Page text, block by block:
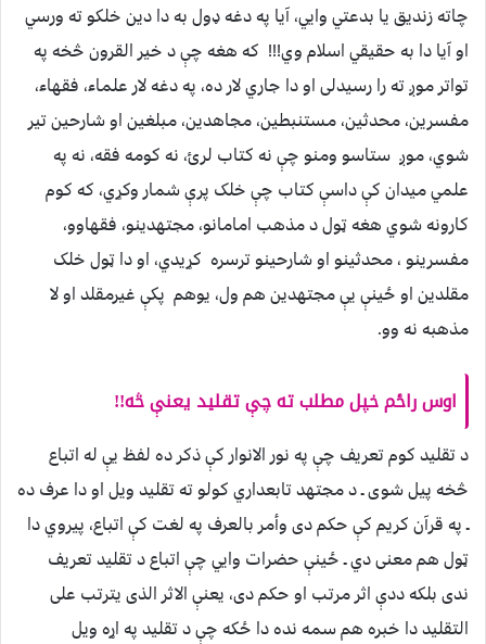
چاته زندیق یا بدعتي وایي، آیا په دغه ډول به دا دین خلکو ته ورسي
او آیا دا به حقیقي اسلام وي!!! که هغه چې د خیر القرون څخه په
تواتر موږ ته را رسیدلی او دا جاري لار ده، په دغه لار علماء، فقهاء،
مفسرین، محدثین، مستنبطین، مجاهدین، مبلغین او شارحین تیر
شوي، موږ ستاسو ومنو چې نه کتاب لرئ، نه کومه فقه، نه په
علمي میدان کې داسې کتاب چې خلک پرې شمار وکړي، که کوم
کارونه شوي هغه ټول د مذهب امامانو، مجتهدینو، فقهاوو،
مفسرینو ، محدثینو او شارحینو ترسره کړیدي، او دا ټول خلک
مقلدین او ځینې یې مجتهدین هم ول، یوهم پکې غیرمقلد او لا
مذهبه نه وو.
اوس راځم خپل مطلب ته چې تقلید یعنې څه!!
د تقلید کوم تعریف چې په نور الانوار کې ذکر ده لفظ یې له اتباع
څخه پيل شوی ـ د مجتهد تابعداري کولو ته تقلید ویل او دا عرف ده
ـ په قرآن کریم کې حکم دی وأمر بالعرف په لغت کې اتباع، پیروي دا
ټول هم معنی دي ـ ځینې حضرات وايي چې اتباع د تقلید تعریف
ندی بلکه ددې اثر مرتب او حکم دی، یعنې الاثر الذی یترتب علی
التقلید دا خبره هم سمه نده دا ځکه چې د تقلید په اړه ویل